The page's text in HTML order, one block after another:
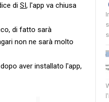
di SI, l'app va chiusa
di fatto sarà
non ne sarà molto
aver installato l'app,